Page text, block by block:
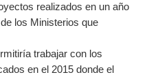
realizados en un año
los Ministerios que
trabajar con los
en el 2015 donde el